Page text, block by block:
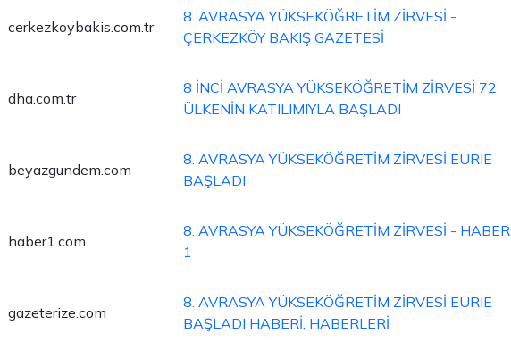
cerkezkoybakis.com.tr
8. AVRASYA YÜKSEKÖĞRETİM ZİRVESİ -
ÇERKEZKÖY BAKIŞ GAZETESİ
dha.com.tr
8 İNCİ AVRASYA YÜKSEKÖĞRETİM ZİRVESİ 72
ÜLKENİN KATILIMIYLA BAŞLADI
beyazgundem.com
8. AVRASYA YÜKSEKÖĞRETİM ZİRVESİ EURIE
BAŞLADI
haber1.com
8. AVRASYA YÜKSEKÖĞRETİM ZİRVESİ - HABER
1
gazeterize.com
8. AVRASYA YÜKSEKÖĞRETİM ZİRVESİ EURIE
BAŞLADI HABERİ, HABERLERİ